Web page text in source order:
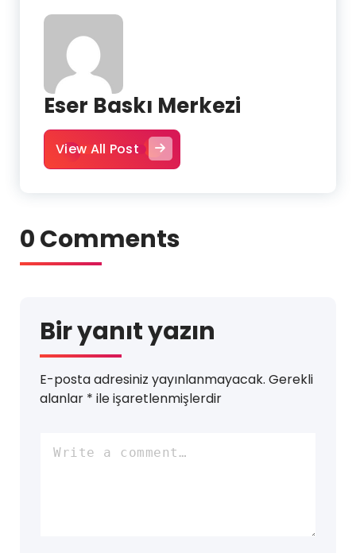
Eser Baskı Merkezi
View All Post
0 Comments
Bir yanıt yazın
E-posta adresiniz yayınlanmayacak. Gerekli
alanlar * ile işaretlenmişlerdir